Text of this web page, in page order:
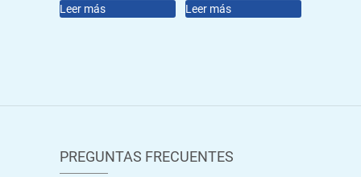
Leer más Leer más
PREGUNTAS FRECUENTES